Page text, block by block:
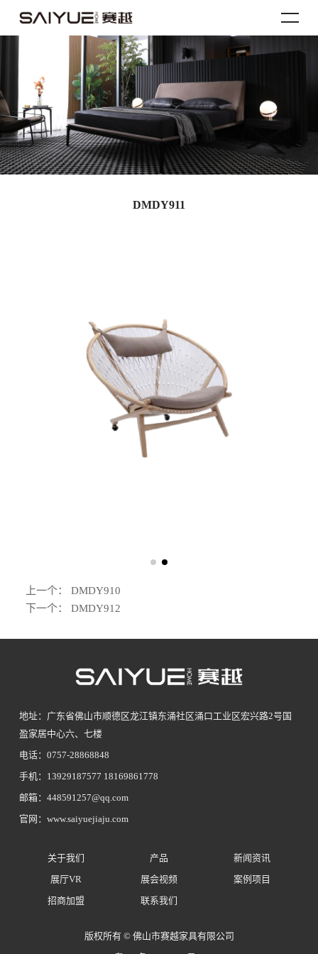
DMDY911
上一个： DMDY910
下一个： DMDY912
地址：广东省佛山市顺德区龙江镇东涌社区涌口工业区宏兴路2号国
盈家居中心六、七楼
电话：0757-28868848
手机：13929187577 18169861778
邮箱：448591257@qq.com
官网：www.saiyuejiaju.com
关于我们 产品
新闻资讯
展厅VR
展会视频
案例项目
招商加盟
联系我们
版权所有 © 佛山市赛越家具有限公司